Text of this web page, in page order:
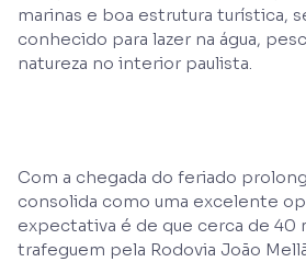
marinas e boa estrutura turística,
conhecido para lazer na água,
natureza no interior paulista.
Com a chegada do feriado
consolida como uma excelente
expectativa é de que cerca de 40
trafeguem pela Rodovia João